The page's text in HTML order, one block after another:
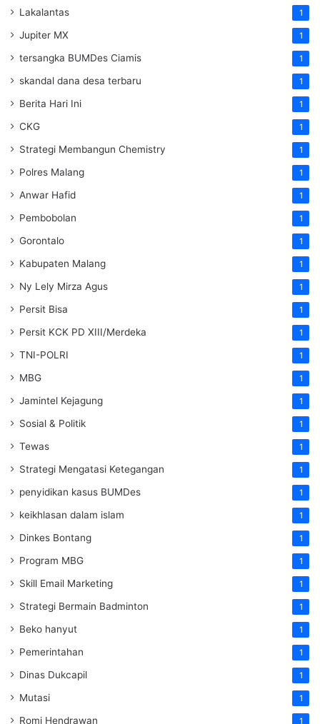
Lakalantas 1
Jupiter MX 1
tersangka BUMDes Ciamis 1
skandal dana desa terbaru 1
Berita Hari Ini 1
CKG 1
Strategi Membangun Chemistry 1
Polres Malang 1
Anwar Hafid 1
Pembobolan 1
Gorontalo 1
Kabupaten Malang 1
Ny Lely Mirza Agus 1
Persit Bisa 1
Persit KCK PD XIII/Merdeka 1
TNI-POLRI 1
MBG 1
Jamintel Kejagung 1
Sosial & Politik 1
Tewas 1
Strategi Mengatasi Ketegangan 1
penyidikan kasus BUMDes 1
keikhlasan dalam islam 1
Dinkes Bontang 1
Program MBG 1
Skill Email Marketing 1
Strategi Bermain Badminton 1
Beko hanyut 1
Pemerintahan 1
Dinas Dukcapil 1
Mutasi 1
Romi Hendrawan 1